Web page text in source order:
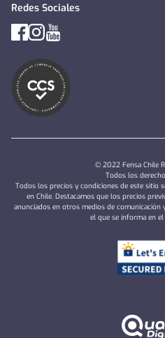
Redes Sociales
© 2022 Fensa Chile
Todos los
Todos los precios y condiciones de este sitio
en Chile. Destacamos que los precios
anunciados en otros medios de comunicación
el que se informa en